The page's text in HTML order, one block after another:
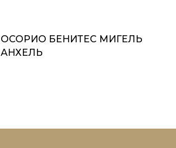
ОСОРИО БЕНИТЕС МИГЕЛЬ
АНХЕЛЬ